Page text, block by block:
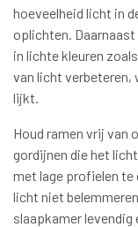
hoeveelheid licht in
oplichten.
in lichte kleuren
van licht verbeteren,
lijkt.
Houd ramen vrij van
gordijnen die het
met lage profielen te
licht niet
slaapkamer levendig